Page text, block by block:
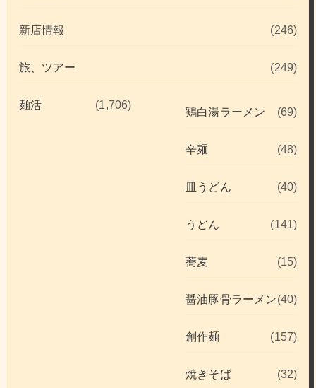
新店情報 (246)
旅、ツアー (249)
麺活 (1,706)
鶏白湯ラーメン (69)
辛麺 (48)
皿うどん (40)
うどん (141)
蕎麦 (15)
醤油豚骨ラーメン(40)
創作麺 (157)
焼きそば (32)